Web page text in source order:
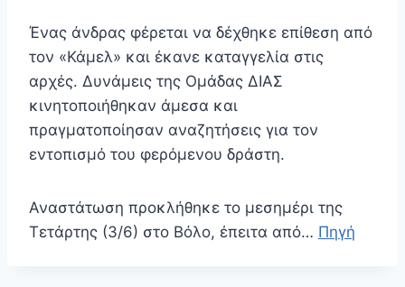
Ένας άνδρας φέρεται να δέχθηκε επίθεση από
τον «Κάμελ» και έκανε καταγγελία στις
αρχές. Δυνάμεις της Ομάδας ΔΙΑΣ
κινητοποιήθηκαν άμεσα και
πραγματοποίησαν αναζητήσεις για τον
εντοπισμό του φερόμενου δράστη.
Αναστάτωση προκλήθηκε το μεσημέρι της
Τετάρτης (3/6) στο Βόλο, έπειτα από… Πηγή